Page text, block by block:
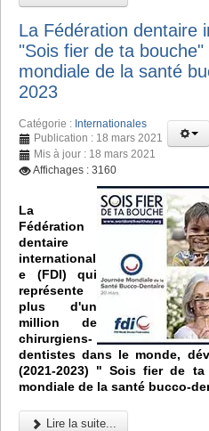
La Fédération dentaire
"Sois fier de ta
mondiale de la santé
2023
Catégorie : Internationales
Publication : 18 mars 2021
Mis à jour : 18 mars 2021
Affichages : 3160
La
Fédération
dentaire
international
e (FDI) qui
représente
plus d'un
million de
chirurgiens-
dentistes dans le monde,
(2021-2023) " Sois fier de
mondiale de la santé bucco-
Lire la suite...